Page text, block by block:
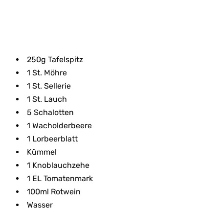
250g Tafelspitz
1 St. Möhre
1 St. Sellerie
1 St. Lauch
5 Schalotten
1 Wacholderbeere
1 Lorbeerblatt
Kümmel
1 Knoblauchzehe
1 EL Tomatenmark
100ml Rotwein
Wasser